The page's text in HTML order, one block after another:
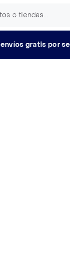
envíos gratis por